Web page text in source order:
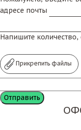
адресе почты
Напишите количество,
Прикрепить файлы